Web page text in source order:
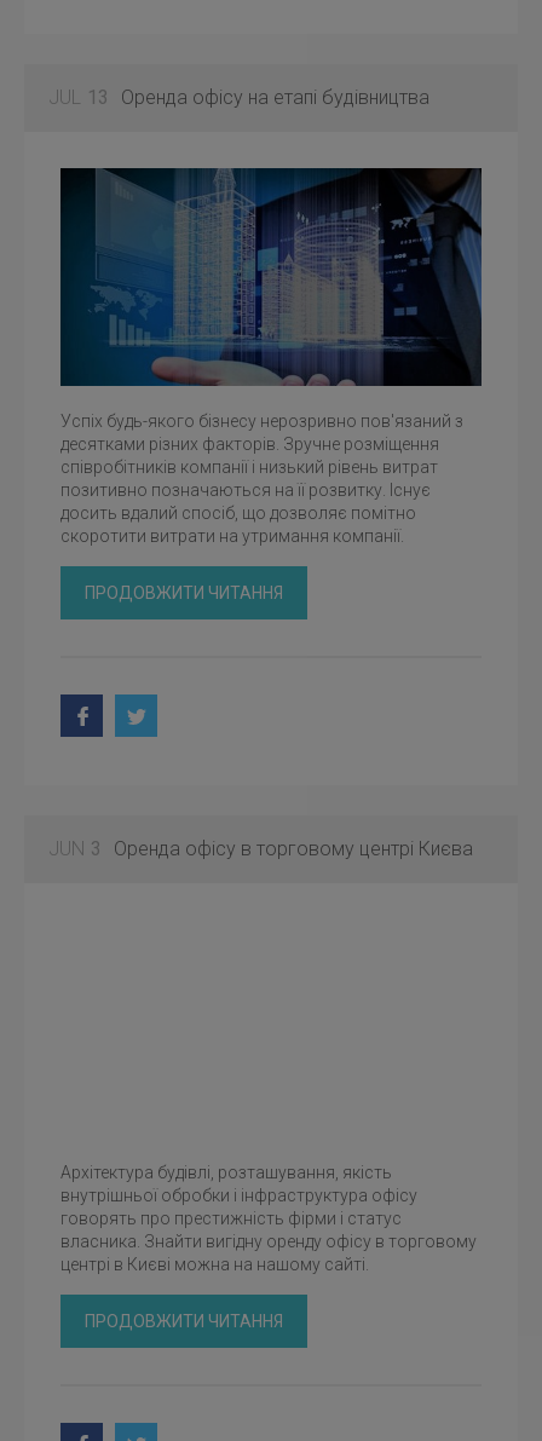
JUL 13 Оренда офісу на етапі будівництва
Успіх будь-якого бізнесу нерозривно пов'язаний з
десятками різних факторів. Зручне розміщення
співробітників компанії і низький рівень витрат
позитивно позначаються на її розвитку. Існує
досить вдалий спосіб, що дозволяє помітно
скоротити витрати на утримання компанії.
ПРОДОВЖИТИ ЧИТАННЯ
JUN 3 Оренда офісу в торговому центрі Києва
Архітектура будівлі, розташування, якість
внутрішньої обробки і інфраструктура офісу
говорять про престижність фірми і статус
власника. Знайти вигідну оренду офісу в торговому
центрі в Києві можна на нашому сайті.
ПРОДОВЖИТИ ЧИТАННЯ